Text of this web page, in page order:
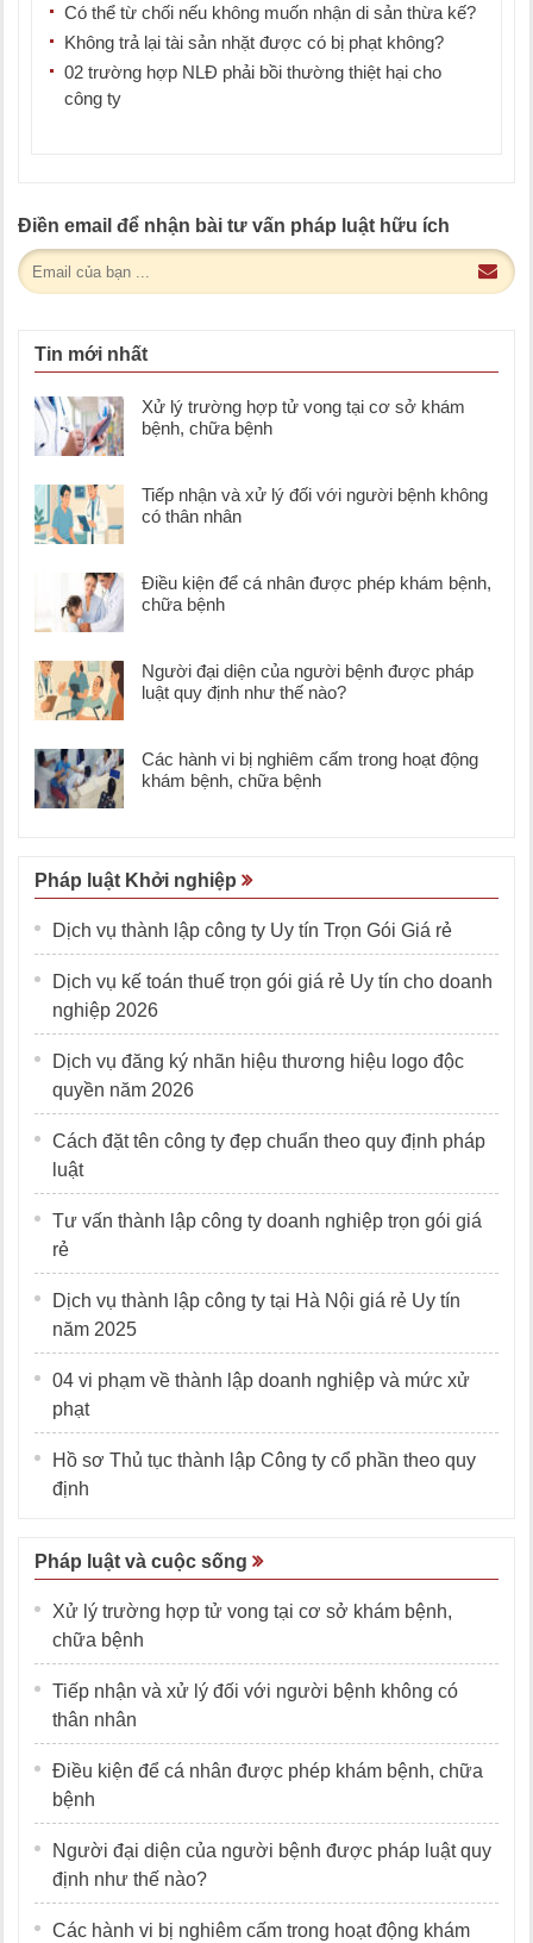
Có thể từ chối nếu không muốn nhận di sản thừa kế?
Không trả lại tài sản nhặt được có bị phạt không?
02 trường hợp NLĐ phải bồi thường thiệt hại cho
công ty
Điền email để nhận bài tư vấn pháp luật hữu ích
Tin mới nhất
Xử lý trường hợp tử vong tại cơ sở khám
bệnh, chữa bệnh
Tiếp nhận và xử lý đối với người bệnh không
có thân nhân
Điều kiện để cá nhân được phép khám bệnh,
chữa bệnh
Người đại diện của người bệnh được pháp
luật quy định như thế nào?
Các hành vi bị nghiêm cấm trong hoạt động
khám bệnh, chữa bệnh
Pháp luật Khởi nghiệp
Dịch vụ thành lập công ty Uy tín Trọn Gói Giá rẻ
Dịch vụ kế toán thuế trọn gói giá rẻ Uy tín cho doanh
nghiệp 2026
Dịch vụ đăng ký nhãn hiệu thương hiệu logo độc
quyền năm 2026
Cách đặt tên công ty đẹp chuẩn theo quy định pháp
luật
Tư vấn thành lập công ty doanh nghiệp trọn gói giá
rẻ
Dịch vụ thành lập công ty tại Hà Nội giá rẻ Uy tín
năm 2025
04 vi phạm về thành lập doanh nghiệp và mức xử
phạt
Hồ sơ Thủ tục thành lập Công ty cổ phần theo quy
định
Pháp luật và cuộc sống
Xử lý trường hợp tử vong tại cơ sở khám bệnh,
chữa bệnh
Tiếp nhận và xử lý đối với người bệnh không có
thân nhân
Điều kiện để cá nhân được phép khám bệnh, chữa
bệnh
Người đại diện của người bệnh được pháp luật quy
định như thế nào?
Các hành vi bị nghiêm cấm trong hoạt động khám